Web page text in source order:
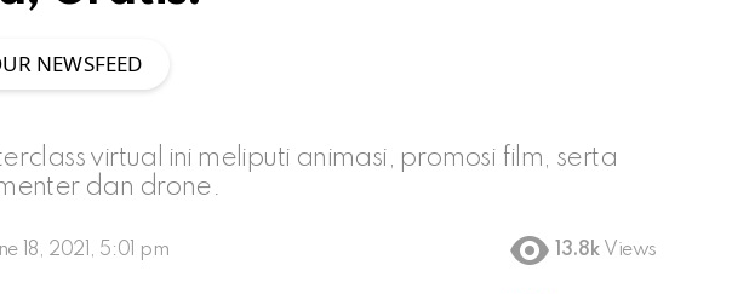
NEWSFEED
virtual ini meliputi animasi, promosi film, serta
dan drone.
18, 2021, 5:01 pm 13.8k Views